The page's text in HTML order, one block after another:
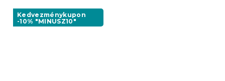
Kedvezménykupon
-10% "MINUSZ10"